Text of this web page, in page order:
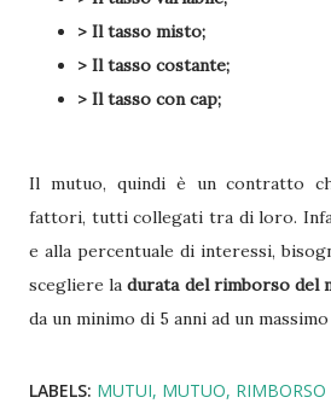
> Il tasso misto;
> Il tasso costante;
> Il tasso con cap;
Il mutuo, quindi è un contratto
fattori, tutti collegati tra di loro.
e alla percentuale di interessi,
scegliere ladurata del rimborso del
da un minimo di 5 anni ad un
LABELS: MUTUI MUTUO